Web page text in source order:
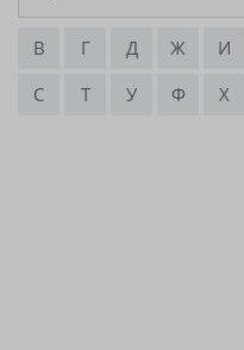
В Г Д Ж И
С
Т У Ф Х